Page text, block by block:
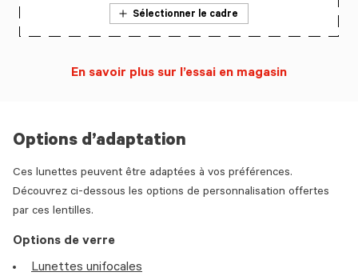
Options d’adaptation
Ces lunettes peuvent être adaptées à vos préférences.
Découvrez ci-dessous les options de personnalisation offertes
par ces lentilles.
Options de verre
Lunettes unifocales
Sélectionner le cadre
En savoir plus sur l’essai en magasin